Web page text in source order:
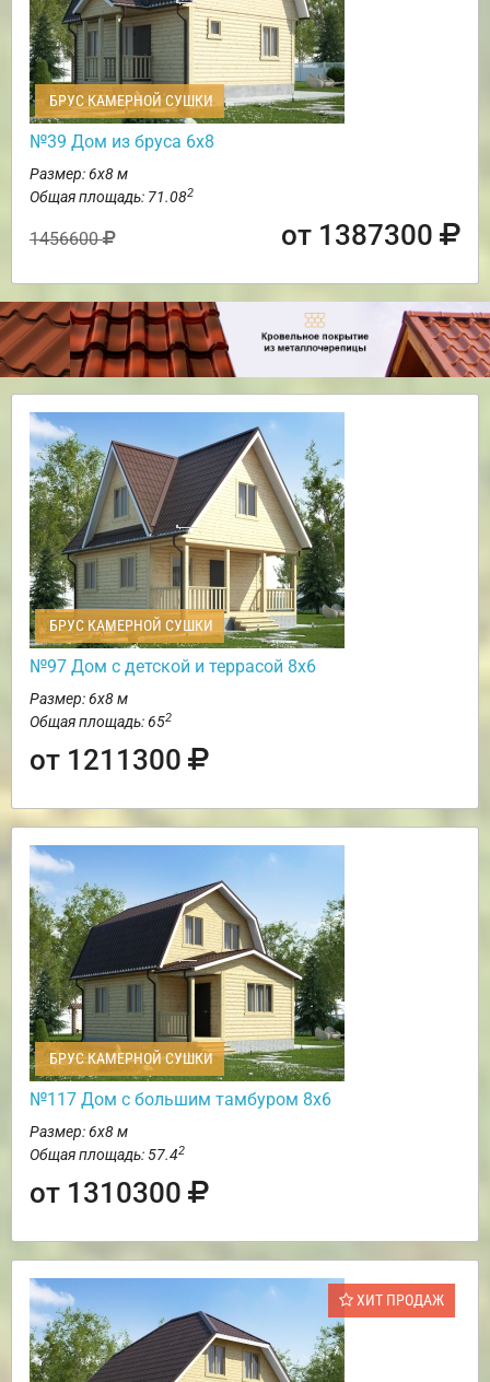
БРУС КАМЕРНОЙ СУШКИ
№39 Дом из бруса 6х8
Размер: 6х8 м
Общая площадь: 71.082
1456600 от 1387300
БРУС КАМЕРНОЙ СУШКИ
№97 Дом с детской и террасой 8х6
Размер: 6х8 м
Общая площадь: 652
от 1211300
БРУС КАМЕРНОЙ СУШКИ
№117 Дом с большим тамбуром 8х6
Размер: 6х8 м
Общая площадь: 57.42
от 1310300
ХИТ ПРОДАЖ